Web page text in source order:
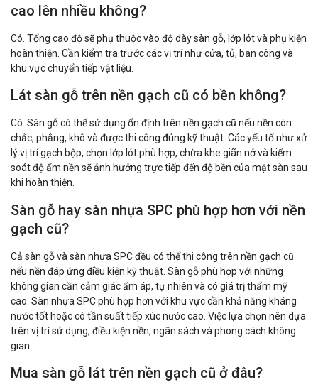
cao lên nhiều không?
Có. Tổng cao độ sẽ phụ thuộc vào độ dày sàn gỗ, lớp lót và phụ kiện
hoàn thiện. Cần kiểm tra trước các vị trí như cửa, tủ, ban công và
khu vực chuyển tiếp vật liệu.
Lát sàn gỗ trên nền gạch cũ có bền không?
Có. Sàn gỗ có thể sử dụng ổn định trên nền gạch cũ nếu nền còn
chắc, phẳng, khô và được thi công đúng kỹ thuật. Các yếu tố như xử
lý vị trí gạch bộp, chọn lớp lót phù hợp, chừa khe giãn nở và kiểm
soát độ ẩm nền sẽ ảnh hưởng trực tiếp đến độ bền của mặt sàn sau
khi hoàn thiện.
Sàn gỗ hay sàn nhựa SPC phù hợp hơn với nền
gạch cũ?
Cả sàn gỗ và sàn nhựa SPC đều có thể thi công trên nền gạch cũ
nếu nền đáp ứng điều kiện kỹ thuật. Sàn gỗ phù hợp với những
không gian cần cảm giác ấm áp, tự nhiên và có giá trị thẩm mỹ
cao. Sàn nhựa SPC phù hợp hơn với khu vực cần khả năng kháng
nước tốt hoặc có tần suất tiếp xúc nước cao. Việc lựa chọn nên dựa
trên vị trí sử dụng, điều kiện nền, ngân sách và phong cách không
gian.
Mua sàn gỗ lát trên nền gạch cũ ở đâu?